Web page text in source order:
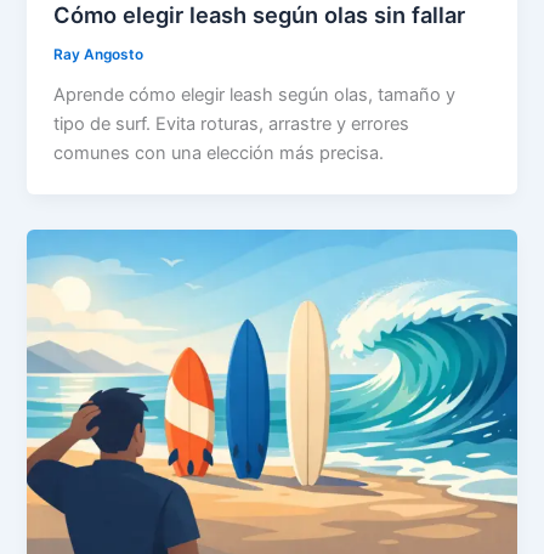
Cómo elegir leash según olas sin fallar
Ray Angosto
Aprende cómo elegir leash según olas, tamaño y
tipo de surf. Evita roturas, arrastre y errores
comunes con una elección más precisa.